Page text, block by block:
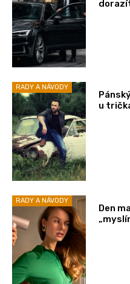
RADY A NÁVODY
u
RADY A NÁVODY
Den